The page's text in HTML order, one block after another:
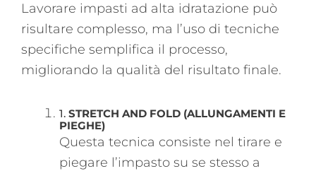
Lavorare impasti ad alta idratazione può
risultare complesso, ma l’uso di tecniche
specifiche semplifica il processo,
migliorando la qualità del risultato finale.
1. STRETCH AND FOLD (ALLUNGAMENTI E
PIEGHE)
Questa tecnica consiste nel tirare e
piegare l’impasto su se stesso a